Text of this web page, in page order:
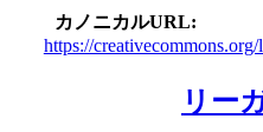
カノニカルURL
https://
リー